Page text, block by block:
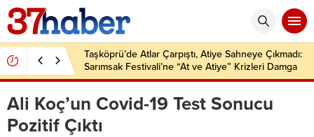
Taşköprü’de Atlar Çarpıştı, Atiye Sahneye Çıkmadı:
Sarımsak Festivali’ne “At ve Atiye” Krizleri Damga
Vurdu!
Ali Koç’un Covid-19 Test Sonucu
Pozitif Çıktı